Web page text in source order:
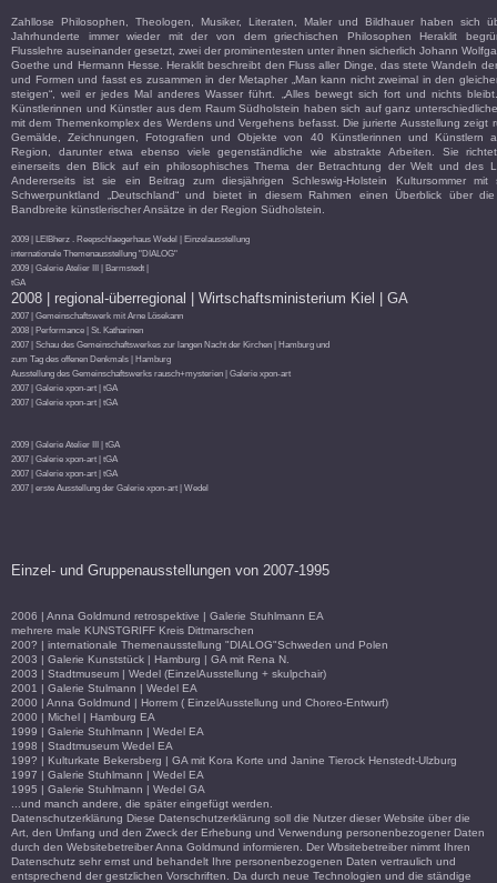
Zahllose Philosophen, Theologen, Musiker, Literaten, Maler und Bildhauer haben sich
Jahrhunderte immer wieder mit der von dem griechischen Philosophen Heraklit
Flusslehre auseinander gesetzt, zwei der prominentesten unter ihnen sicherlich Johann
Goethe und Hermann Hesse. Heraklit beschreibt den Fluss aller Dinge, das stete Wandeln
und Formen und fasst es zusammen in der Metapher „Man kann nicht zweimal in den
steigen“, weil er jedes Mal anderes Wasser führt. „Alles bewegt sich fort und nichts
Künstlerinnen und Künstler aus dem Raum Südholstein haben sich auf ganz
mit dem Themenkomplex des Werdens und Vergehens befasst. Die jurierte Ausstellung zeigt
Gemälde, Zeichnungen, Fotografien und Objekte von 40 Künstlerinnen und Künstlern
Region, darunter etwa ebenso viele gegenständliche wie abstrakte Arbeiten. Sie
einerseits den Blick auf ein philosophisches Thema der Betrachtung der Welt und des
Andererseits ist sie ein Beitrag zum diesjährigen Schleswig-Holstein Kultursommer mit
Schwerpunktland „Deutschland“ und bietet in diesem Rahmen einen Überblick über
Bandbreite künstlerischer Ansätze in der Region Südholstein.
2009 | LEIBherz . Reepschlaegerhaus Wedel | Einzelausstellung
internationale Themenausstellung "DIALOG"
2009 | Galerie Atelier III | Barmstedt |
tGA
2008 | regional-überregional | Wirtschaftsministerium Kiel | GA
2007 | Gemeinschaftswerk mit Arne Lösekann
2008 | Performance | St. Katharinen
2007 | Schau des Gemeinschaftswerkes zur langen Nacht der Kirchen | Hamburg und
zum Tag des offenen Denkmals | Hamburg
Ausstellung des Gemeinschaftswerks rausch+mysterien | Galerie xpon-art
2007 | Galerie xpon-art | tGA
2007 | Galerie xpon-art | tGA
2009 | Galerie Atelier III | tGA
2007 | Galerie xpon-art | tGA
2007 | Galerie xpon-art | tGA
2007 | erste Ausstellung der Galerie xpon-art | Wedel
Einzel- und Gruppenausstellungen von 2007-1995
2006 | Anna Goldmund retrospektive | Galerie Stuhlmann EA
mehrere male KUNSTGRIFF Kreis Dittmarschen
200? | internationale Themenausstellung "DIALOG"Schweden und Polen
2003 | Galerie Kunststück | Hamburg | GA mit Rena N.
2003 | Stadtmuseum | Wedel (EinzelAusstellung + skulpchair)
2001 | Galerie Stulmann | Wedel EA
2000 | Anna Goldmund | Horrem ( EinzelAusstellung und Choreo-Entwurf)
2000 | Michel | Hamburg EA
1999 | Galerie Stuhlmann | Wedel EA
1998 | Stadtmuseum Wedel EA
199? | Kulturkate Bekersberg | GA mit Kora Korte und Janine Tierock Henstedt-Ulzburg
1997 | Galerie Stuhlmann | Wedel EA
1995 | Galerie Stuhlmann | Wedel GA
...und manch andere, die später eingefügt werden.
Datenschutzerklärung Diese Datenschutzerklärung soll die Nutzer dieser Website über die
Art, den Umfang und den Zweck der Erhebung und Verwendung personenbezogener Daten
durch den Websitebetreiber Anna Goldmund informieren. Der Wbsitebetreiber nimmt Ihren
Datenschutz sehr ernst und behandelt Ihre personenbezogenen Daten vertraulich und
entsprechend der gestzlichen Vorschriften. Da durch neue Technologien und die ständige